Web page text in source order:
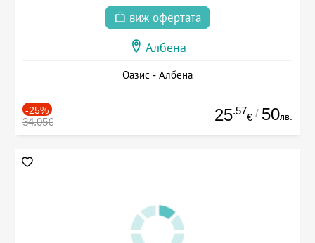
виж офертата
Албена
Оазис - Албена
-25%
34.05€ 25.57
€ / 50лв.